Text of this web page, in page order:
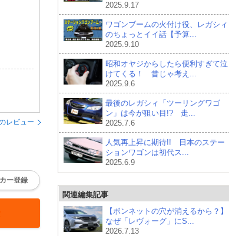
レビュー
ー登録
2025.9.17
ワゴンブームの火付け役、レガシィ
のちょっとイイ話【予算...
2025.9.10
昭和オヤジからしたら便利すぎて泣
けてくる！ 昔じゃ考え...
2025.9.6
最後のレガシィ「ツーリングワゴ
ン」は今が狙い目!? 走...
2025.7.6
人気再上昇に期待!! 日本のステー
ションワゴンは初代ス...
2025.6.9
関連編集記事
【ボンネットの穴が消えるから？】
なぜ「レヴォーグ」にS...
2026.7.13